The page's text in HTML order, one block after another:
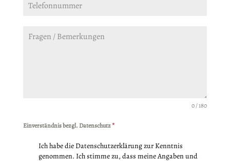
0 / 180
Einverständnis bezgl. Datenschutz*
Ich habe die Datenschutzerklärung zur Kenntnis
genommen. Ich stimme zu, dass meine Angaben und